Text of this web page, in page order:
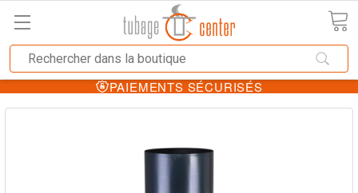
PAIEMENTS SÉCURISÉS